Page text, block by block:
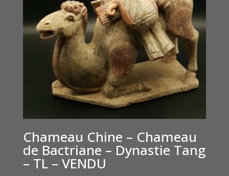
Chameau Chine – Chameau
de Bactriane – Dynastie Tang
– TL – VENDU